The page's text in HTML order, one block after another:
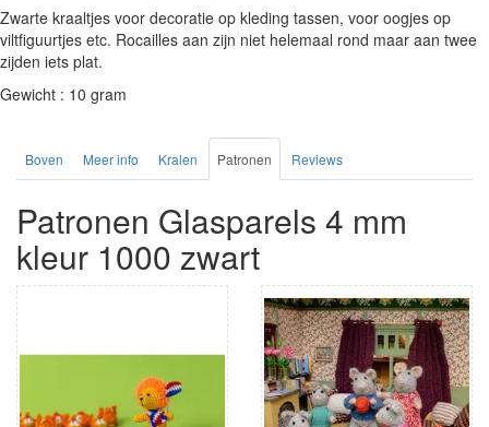
Zwarte kraaltjes voor decoratie op kleding tassen, voor oogjes op
viltfiguurtjes etc. Rocailles aan zijn niet helemaal rond maar aan twee
zijden iets plat.
Gewicht : 10 gram
Boven Meer info Kralen Patronen Reviews
Patronen Glasparels 4 mm
kleur 1000 zwart